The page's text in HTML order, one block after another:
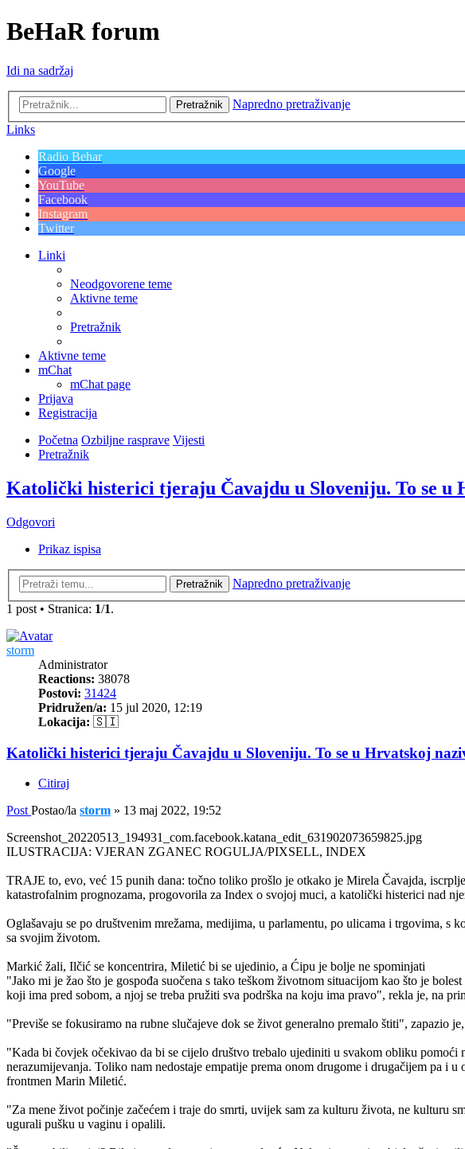
BeHaR forum
Idi na sadržaj
Pretražnik
Napredno pretraživanje
Links
Radio Behar
Google
YouTube
Facebook
Instagram
Twitter
Linki
Neodgovorene teme
Aktivne teme
Pretražnik
Aktivne teme
mChat
mChat page
Prijava
Registracija
Početna Ozbiljne rasprave Vijesti
Pretražnik
Katolički histerici tjeraju Čavajdu u Sloveniju. To se u
Odgovori
Prikaz ispisa
Pretražnik
Napredno pretraživanje
1 post • Stranica: 1/1.
storm
Administrator
Reactions: 38078
Postovi: 31424
Pridružen/a: 15 jul 2020, 12:19
Lokacija: 🇸🇮
Katolički histerici tjeraju Čavajdu u Sloveniju. To se u Hrvatskoj
Citiraj
Post Postao/la storm » 13 maj 2022, 19:52
Screenshot_20220513_194931_com.facebook.katana_edit_631902073659825.jpg
ILUSTRACIJA: VJERAN ZGANEC ROGULJA/PIXSELL, INDEX
TRAJE to, evo, već 15 punih dana: točno toliko prošlo je otkako je Mirela Čavajda,
katastrofalnim prognozama, progovorila za Index o svojoj muci, a katolički histerici nad
Oglašavaju se po društvenim mrežama, medijima, u parlamentu, po ulicama i trgovima,
sa svojim životom.
Markić žali, Ilčić se koncentrira, Miletić bi se ujedinio, a Ćipu je bolje ne spominjati
"Jako mi je žao što je gospođa suočena s tako teškom životnom situacijom kao što je
koji ima pred sobom, a njoj se treba pružiti sva podrška na koju ima pravo", rekla je, na
"Previše se fokusiramo na rubne slučajeve dok se život generalno premalo štiti", zapazio
"Kada bi čovjek očekivao da bi se cijelo društvo trebalo ujediniti u svakom obliku pomoći
nerazumijevanja. Toliko nam nedostaje empatije prema onom drugome i drugačijem pa
frontmen Marin Miletić.
"Za mene život počinje začećem i traje do smrti, uvijek sam za kulturu života, ne kulturu
ugurali pušku u vaginu i opalili.